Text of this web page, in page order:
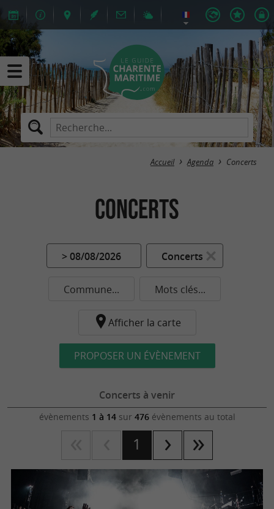
Accueil Agenda Concerts
Concerts
> 08/08/2026 Concerts
Commune... Mots clés...
Afficher la carte
PROPOSER UN ÉVÈNEMENT
Concerts à venir
évènements 1 à 14sur 476évènements au total
1